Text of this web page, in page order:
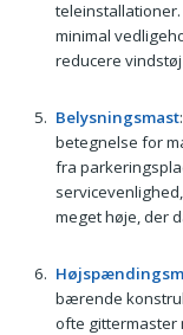
minimal
reducere
Belysningsmast
betegnelse for
fra
meget høje, der
bærende
ofte gittermaster